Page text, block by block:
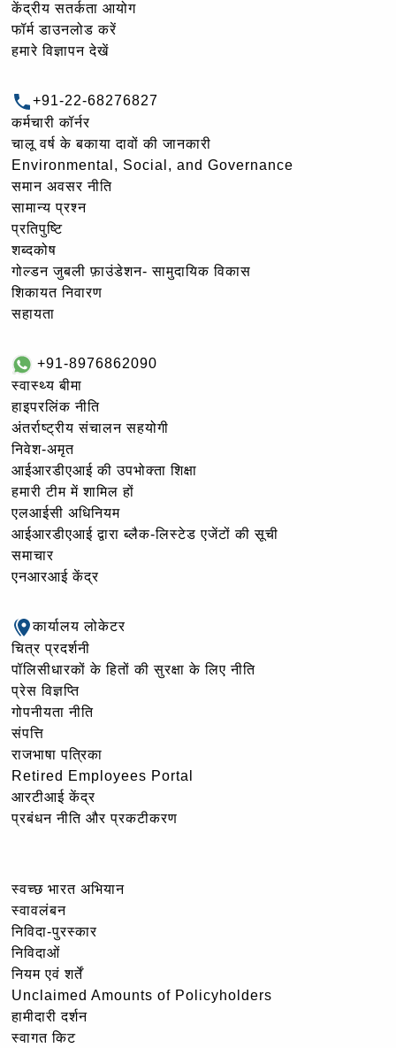
केंद्रीय सतर्कता आयोग
फॉर्म डाउनलोड करें
हमारे विज्ञापन देखें
+91-22-68276827
कर्मचारी कॉर्नर
चालू वर्ष के बकाया दावों की जानकारी
Environmental, Social, and Governance
समान अवसर नीति
सामान्य प्रश्न
प्रतिपुष्टि
शब्दकोष
गोल्‍डन जुबली फ़ाउंडेशन- सामुदायिक विकास
शिकायत निवारण
सहायता
+91-8976862090
स्वास्थ्य बीमा
हाइपरलिंक नीति
अंतर्राष्ट्रीय संचालन सहयोगी
निवेश-अमृत
आईआरडीएआई की उपभोक्ता शिक्षा
हमारी टीम में शामिल हों
एलआईसी अधिनियम
आईआरडीएआई द्वारा ब्लैक-लिस्टेड एजेंटों की सूची
समाचार
एनआरआई केंद्र
कार्यालय लोकेटर
चित्र प्रदर्शनी
पॉलिसीधारकों के हितों की सुरक्षा के लिए नीति
प्रेस विज्ञप्ति
गोपनीयता नीति
संपत्ति
राजभाषा पत्रिका
Retired Employees Portal
आरटीआई केंद्र
प्रबंधन नीति और प्रकटीकरण
स्वच्छ भारत अभियान
स्वावलंबन
निविदा-पुरस्कार
निविदाओं
नियम एवं शर्तें
Unclaimed Amounts of Policyholders
हामीदारी दर्शन
स्वागत किट